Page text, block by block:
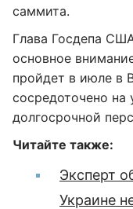
саммита.
Глава Госдепа
основное
пройдет в июле в
сосредоточено на
долгосрочной
Читайте также:
Эксперт
Украине